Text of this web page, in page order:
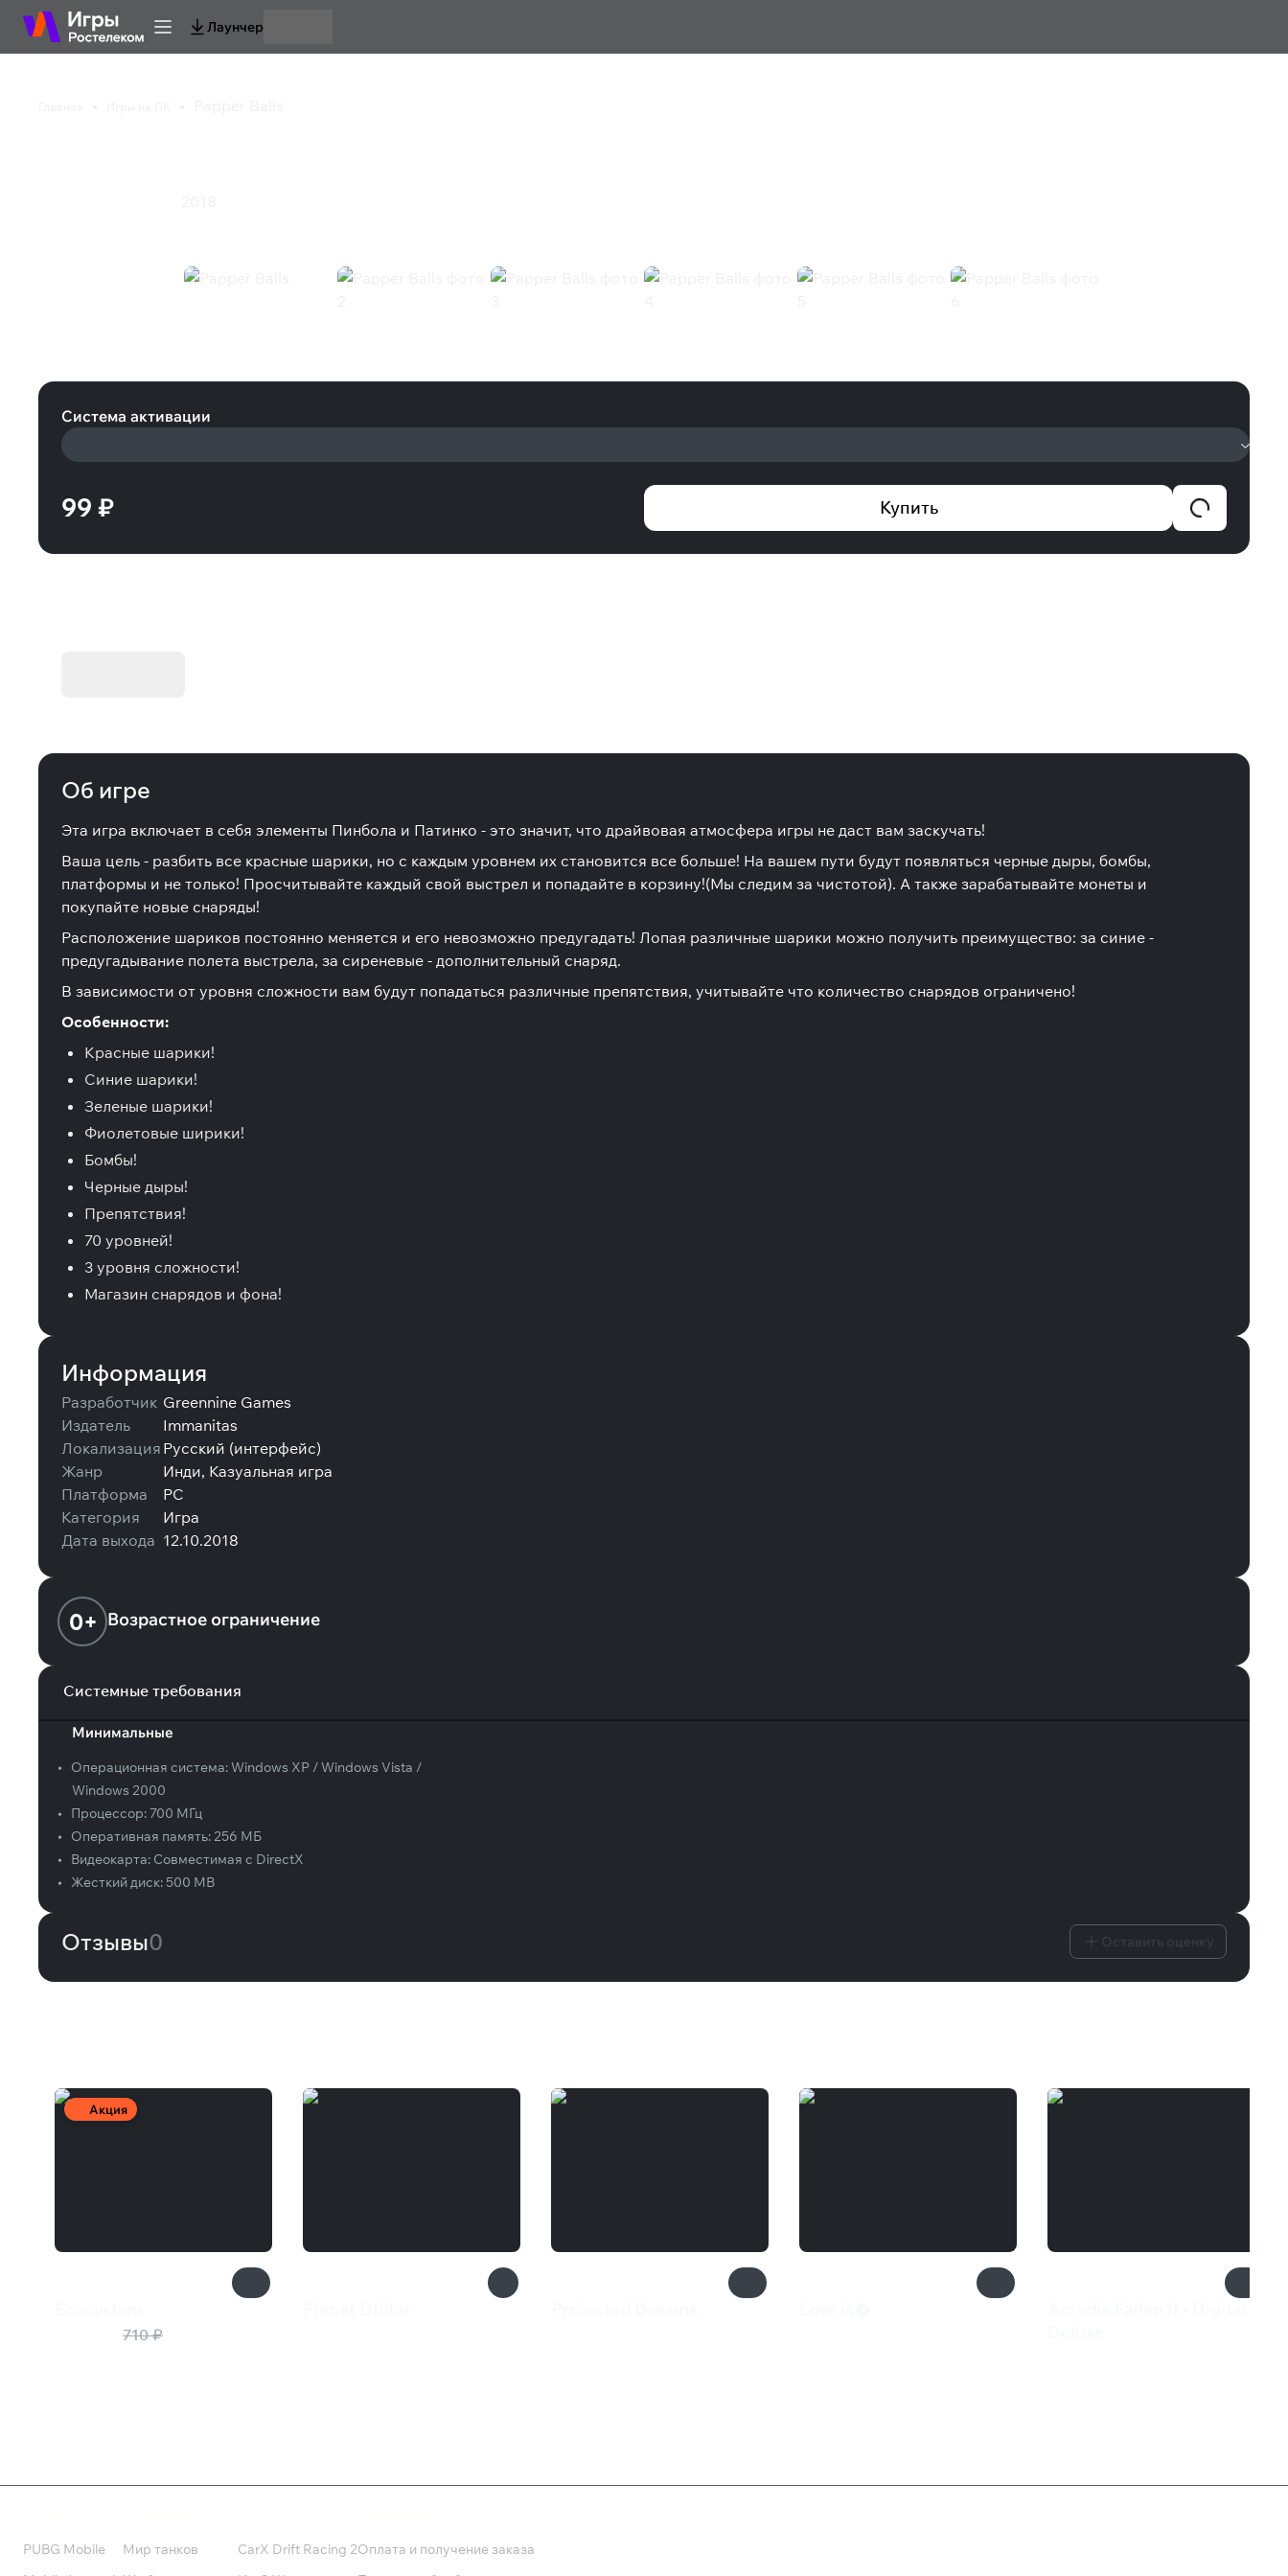
Лаунчер
Система активации
99 ₽ Купить
Об игре
Эта игра включает в себя элементы Пинбола и Патинко - это значит, что драйвовая атмосфера игры не даст вам заскучать!
Ваша цель - разбить все красные шарики, но с каждым уровнем их становится все больше! На вашем пути будут появляться черные дыры, бомбы,
платформы и не только! Просчитывайте каждый свой выстрел и попадайте в корзину!(Мы следим за чистотой). А также зарабатывайте монеты и
покупайте новые снаряды!
Расположение шариков постоянно меняется и его невозможно предугадать! Лопая различные шарики можно получить преимущество: за синие -
предугадывание полета выстрела, за сиреневые - дополнительный снаряд.
В зависимости от уровня сложности вам будут попадаться различные препятствия, учитывайте что количество снарядов ограничено!
Особенности:
Красные шарики!
Синие шарики!
Зеленые шарики!
Фиолетовые ширики!
Бомбы!
Черные дыры!
Препятствия!
70 уровней!
3 уровня сложности!
Магазин снарядов и фона!
Информация
Разработчик Greennine Games
Издатель
Immanitas
Локализация Русский (интерфейс)
Жанр
Инди, Казуальная игра
Платформа
PC
Категория
Игра
Дата выхода 12.10.2018
0+ Возрастное ограничение
Системные требования
Минимальные
• Операционная система:Windows XP / Windows Vista /
Windows 2000
•
Процессор: 700 МГц
•
Оперативная память:256 MБ
•
Видеокарта: Совместимая с DirectX
•
Жесткий диск: 500 MB
Отзывы0
Акция
710 ₽
PUBG Mobile
Мир танков
CarX Drift Racing 2Оплата и получение заказа